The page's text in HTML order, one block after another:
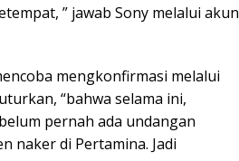
” jawab Sony melalui akun
mengkonfirmasi melalui
“bahwa selama ini,
pernah ada undangan
naker di Pertamina. Jadi